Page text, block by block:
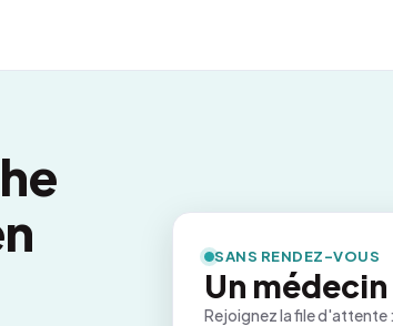
SANS RENDEZ-VOUS
Un
Rejoignez la file d'attente